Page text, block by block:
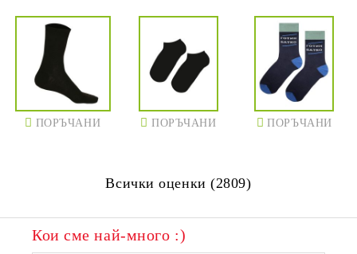
ПОРЪЧАНИ ПОРЪЧАНИ ПОРЪЧАНИ
ПОРЪЧАНИ
Всички оценки (2809)
Кои сме най-много :)